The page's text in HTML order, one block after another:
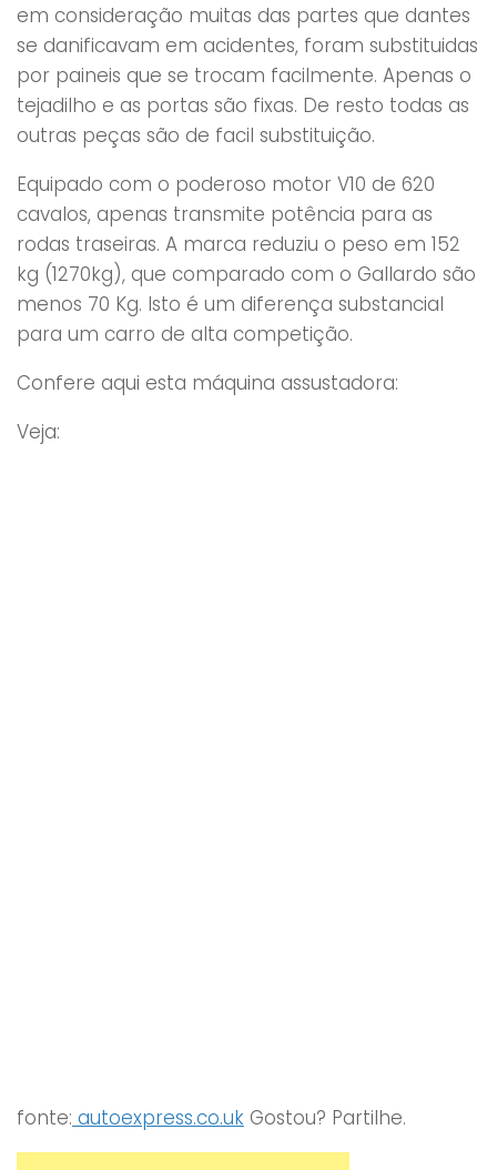
em consideração muitas das partes que dantes
se danificavam em acidentes, foram substituidas
por paineis que se trocam facilmente. Apenas o
tejadilho e as portas são fixas. De resto todas as
outras peças são de facil substituição.
Equipado com o poderoso motor V10 de 620
cavalos, apenas transmite potência para as
rodas traseiras. A marca reduziu o peso em 152
kg (1270kg), que comparado com o Gallardo são
menos 70 Kg. Isto é um diferença substancial
para um carro de alta competição.
Confere aqui esta máquina assustadora:
Veja:
fonte: autoexpress.co.uk Gostou? Partilhe.